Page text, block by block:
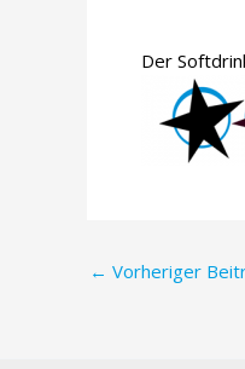
Der
Post
← Vorheriger